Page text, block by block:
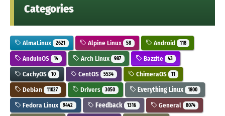
Categories
AlmaLinux 2621 Alpine Linux 58 Android 118
AnduinOS 14 Arch Linux 987 Bazzite 43
CachyOS 10 CentOS 5534 ChimeraOS 11
Debian 11027 Drivers 3050 Everything Linux 1800
Fedora Linux 9442 Feedback 1316 General 8074